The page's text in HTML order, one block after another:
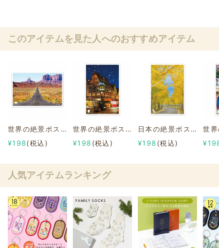
このアイテムを見た人へのおすすめアイテム
世界の絶景ポストカード フォレストガンプポイント/アメリカ
¥198(税込)
世界の絶景ポストカード~世界のクリスマス~ ローテンブルクのクリスマスマーケット/ドイツ
¥198 (税込)
日本の絶景ポストカード ～秋～ グリーンランドみずほ/京都
¥198 (税込)
人気アイテムランキング